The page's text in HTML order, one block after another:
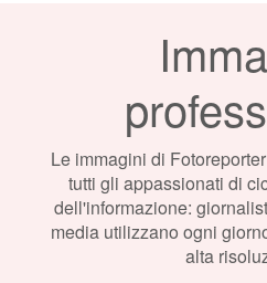
Le immagini di
tutti gli appassionati di
dell'informazione:
media utilizzano ogni
alta